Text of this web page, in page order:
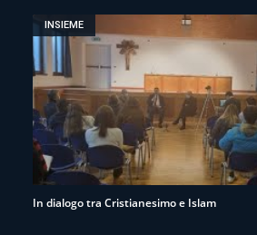
INSIEME
In dialogo tra Cristianesimo e Islam